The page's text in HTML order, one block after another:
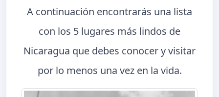
A continuación encontrarás una lista
con los 5 lugares más lindos de
Nicaragua que debes conocer y visitar
por lo menos una vez en la vida.